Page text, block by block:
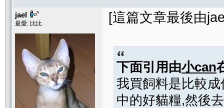
jael
最愛: 比比 [這篇文章最後由
下面引用由小can
我買飼料是比較
中的好貓糧,然後